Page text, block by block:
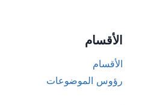
الأقسام
الأقسام
رؤوس الموضوعات